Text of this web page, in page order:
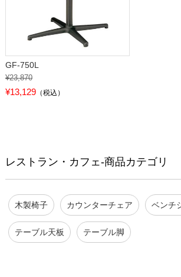
GF-750L
¥23,870
¥13,129（税込）
レストラン・カフェ-商品カテゴリ
木製椅子 カウンターチェア ベンチ
テーブル天板 テーブル脚